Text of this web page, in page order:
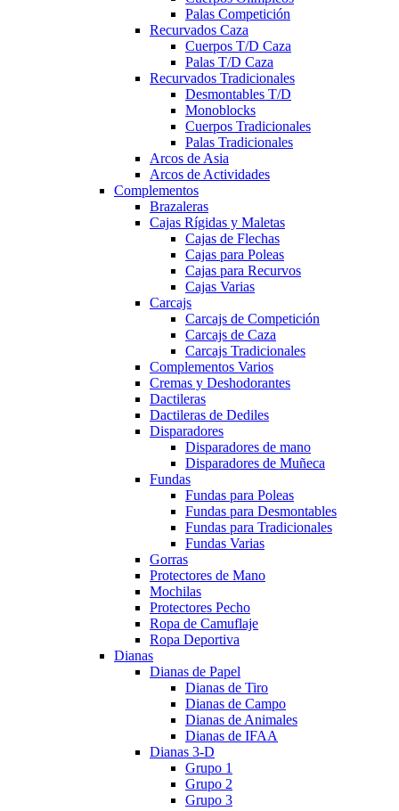
Palas Competición
Recurvados Caza
Cuerpos T/D Caza
Palas T/D Caza
Recurvados Tradicionales
Desmontables T/D
Monoblocks
Cuerpos Tradicionales
Palas Tradicionales
Arcos de Asia
Arcos de Actividades
Complementos
Brazaleras
Cajas Rígidas y Maletas
Cajas de Flechas
Cajas para Poleas
Cajas para Recurvos
Cajas Varias
Carcajs
Carcajs de Competición
Carcajs de Caza
Carcajs Tradicionales
Complementos Varios
Cremas y Deshodorantes
Dactileras
Dactileras de Dediles
Disparadores
Disparadores de mano
Disparadores de Muñeca
Fundas
Fundas para Poleas
Fundas para Desmontables
Fundas para Tradicionales
Fundas Varias
Gorras
Protectores de Mano
Mochilas
Protectores Pecho
Ropa de Camuflaje
Ropa Deportiva
Dianas
Dianas de Papel
Dianas de Tiro
Dianas de Campo
Dianas de Animales
Dianas de IFAA
Dianas 3-D
Grupo 1
Grupo 2
Grupo 3